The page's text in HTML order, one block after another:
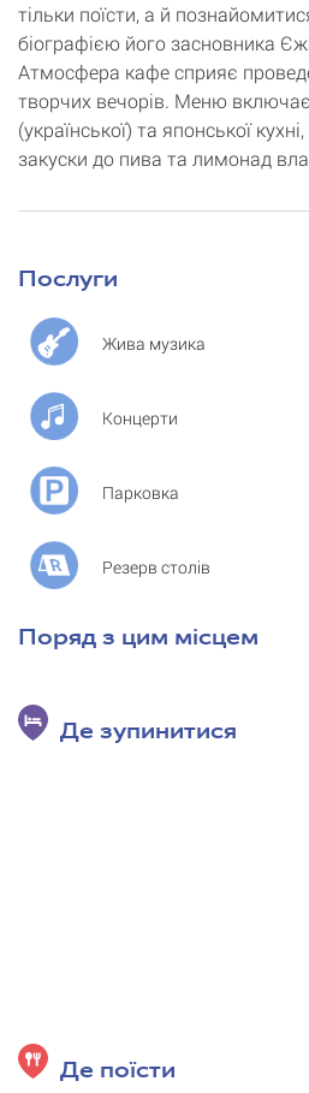
тільки поїсти, а й
біографією його засновника
Атмосфера кафе сприяє
творчих вечорів. Меню
(української) та японської
закуски до пива та лимонад
Послуги
Жива музика
Концерти
Парковка
Резерв столів
Поряд з цим місцем
Де зупинитися
Де поїсти